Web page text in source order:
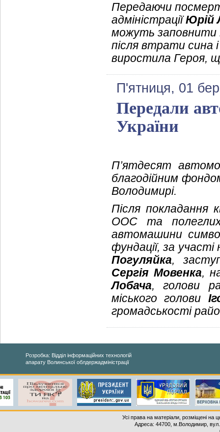
Передаючи
адміністраціїЮрій
можуть заповнити
після втрати сина
виростила Героя,
П'ятниця, 01
Передали
України
П’ятдесят
благодійним
Володимирі.
Після покладання
ООС та полеглих
автомашини
фундації, за участі
Погуляйка,
Сергія Мовенка,
Лобача, голови
міського голови
громадськості
Розробка: Відділ інформаційних технологій
апарату Волинської облдержадміністрації
Усі права на матеріали, розміщені на
Адреса: 44700, м.Володимир,